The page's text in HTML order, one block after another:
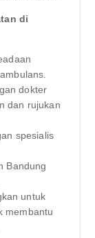
di
dokter
dan rujukan
spesialis
Bandung
untuk
membantu